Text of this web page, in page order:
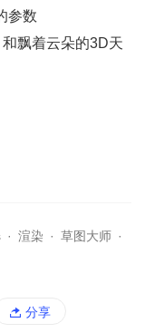
参数
飘着云朵的3D天
· 渲染 · 草图大师 ·
分享